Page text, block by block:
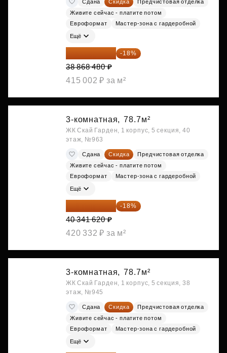
Сдана Скидка
Предчистовая отделка
Живите сейчас - платите потом
Евроформат
Мастер-зона с гардеробной
Ещё
31 872 154 ₽ -18%
38 868 480 ₽
415 002 ₽ за м²
3-комнатная, 78.7м²
ЖК Скай Гарден, 1 корпус, 5 секция, 40
этаж, №963
Сдана Скидка
Предчистовая отделка
Живите сейчас - платите потом
Евроформат
Мастер-зона с гардеробной
Ещё
33 080 128 ₽ -18%
40 341 620 ₽
420 332 ₽ за м²
3-комнатная, 78.7м²
ЖК Скай Гарден, 1 корпус, 5 секция, 38
этаж, №945
Сдана Скидка
Предчистовая отделка
Живите сейчас - платите потом
Евроформат
Мастер-зона с гардеробной
Ещё